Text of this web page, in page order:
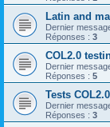
Latin and
Dernier
Réponses : 3
COL2.0
Dernier
Réponses : 5
Tests
Dernier
Réponses : 3